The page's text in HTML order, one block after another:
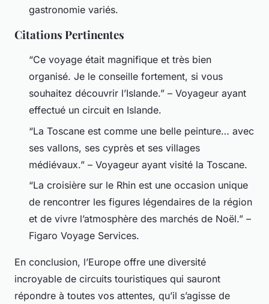
gastronomie variés.
Citations Pertinentes
“Ce voyage était magnifique et très bien
organisé. Je le conseille fortement, si vous
souhaitez découvrir l’Islande.” – Voyageur ayant
effectué un circuit en Islande.
“La Toscane est comme une belle peinture… avec
ses vallons, ses cyprès et ses villages
médiévaux.” – Voyageur ayant visité la Toscane.
“La croisière sur le Rhin est une occasion unique
de rencontrer les figures légendaires de la région
et de vivre l’atmosphère des marchés de Noël.” –
Figaro Voyage Services.
En conclusion, l’Europe offre une diversité
incroyable de circuits touristiques qui sauront
répondre à toutes vos attentes, qu’il s’agisse de